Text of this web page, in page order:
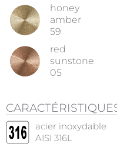
honey
amber
59
red
sunstone
05
acier inoxydable
AISI 316L